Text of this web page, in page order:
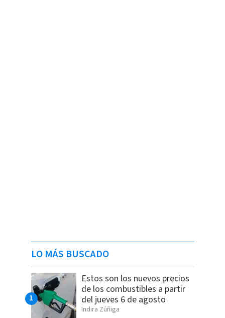
LO MÁS BUSCADO
Estos son los nuevos precios
de los combustibles a partir
del jueves 6 de agosto
Indira Zúñiga